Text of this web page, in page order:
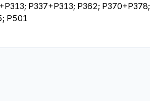
P337+P313; P362; P370+P378;
P501